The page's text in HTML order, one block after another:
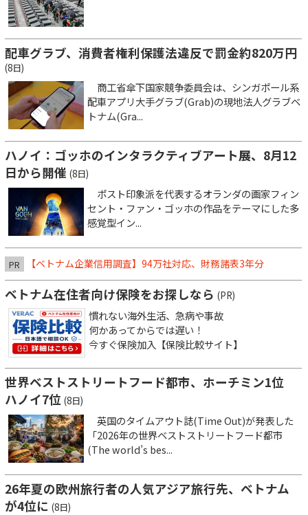
配車グラブ、消費者権利保護法違反で罰金約820万円
(8日)
商工省傘下国家競争委員会は、シンガポール系
配車アプリ大手グラブ(Grab)の現地法人グラブベ
トナム(Gra...
ハノイ：ゴッホのインタラクティブアート展、8月12
日から開催 (8日)
ポスト印象派を代表するオランダの画家フィン
セント・ファン・ゴッホの作品をテーマにした多
感覚型イン...
PR 【ベトナム企業信用調査】94万社対応、財務諸表3年分
ベトナム在住者向け保険をお探しなら (PR)
慣れない海外生活、急病や事故
何かあってからでは遅い！
今すぐ保険加入【保険比較サイト】
世界ベストストリートフード都市、ホーチミン1位
ハノイ7位 (8日)
英国のタイムアウト誌(Time Out)が発表した
「2026年の世界ベストストリートフード都市
(The world’s bes...
26年夏の欧州旅行者の人気アジア旅行先、ベトナム
が4位に (8日)